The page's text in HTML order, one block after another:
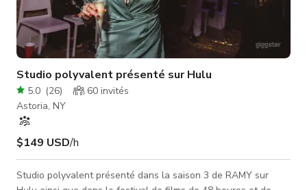
Studio polyvalent présenté sur Hulu
5.0 (26) 60 invités
Astoria, NY
$149 USD/h
Studio polyvalent présenté dans la saison 3 de RAMY sur